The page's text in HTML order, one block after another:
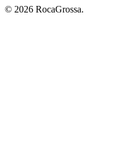
© 2026 RocaGrossa.